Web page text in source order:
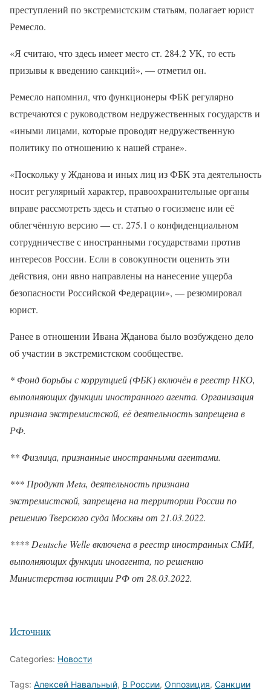
преступлений по экстремистским статьям, полагает юрист
Ремесло.
«Я считаю, что здесь имеет место ст. 284.2 УК, то есть
призывы к введению санкций», — отметил он.
Ремесло напомнил, что функционеры ФБК регулярно
встречаются с руководством недружественных государств и
«иными лицами, которые проводят недружественную
политику по отношению к нашей стране».
«Поскольку у Жданова и иных лиц из ФБК эта деятельность
носит регулярный характер, правоохранительные органы
вправе рассмотреть здесь и статью о госизмене или её
облегчённую версию — ст. 275.1 о конфиденциальном
сотрудничестве с иностранными государствами против
интересов России. Если в совокупности оценить эти
действия, они явно направлены на нанесение ущерба
безопасности Российской Федерации», — резюмировал
юрист.
Ранее в отношении Ивана Жданова было возбуждено дело
об участии в экстремистском сообществе.
* Фонд борьбы с коррупцией (ФБК) включён в реестр НКО,
выполняющих функции иностранного агента. Организация
признана экстремистской, её деятельность запрещена в
РФ.
** Физлица, признанные иностранными агентами.
*** Продукт Meta, деятельность признана
экстремистской, запрещена на территории России по
решению Тверского суда Москвы от 21.03.2022.
**** Deutsche Welle включена в реестр иностранных СМИ,
выполняющих функции иноагента, по решению
Министерства юстиции РФ от 28.03.2022.
Источник
Categories: Новости
Tags: Алексей Навальный, В России, Оппозиция, Санкции